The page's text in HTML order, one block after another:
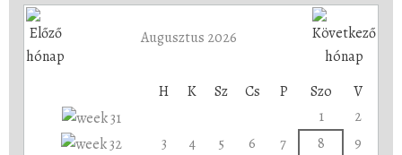
Augusztus 2026
H K Sz Cs P Szo
V
1
2
3
4 5 6 7 8
9